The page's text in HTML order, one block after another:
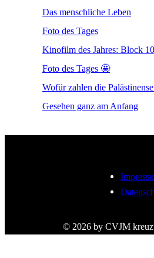
Das menschliche Leben
Foto des Tages
Kinofilm des Jahres: Block 10
Foto des Tages 🤩
Wofür zahlen die
Gesehen ganz am Anfang
© 2026 by CVJM